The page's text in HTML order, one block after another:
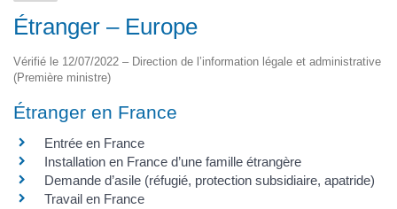
Étranger – Europe
Vérifié le 12/07/2022 – Direction de l’information légale et administrative
(Première ministre)
Étranger en France
Entrée en France
Installation en France d’une famille étrangère
Demande d’asile (réfugié, protection subsidiaire, apatride)
Travail en France